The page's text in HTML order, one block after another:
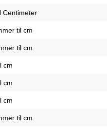
Centimeter
til cm
til cm
cm
cm
cm
til cm